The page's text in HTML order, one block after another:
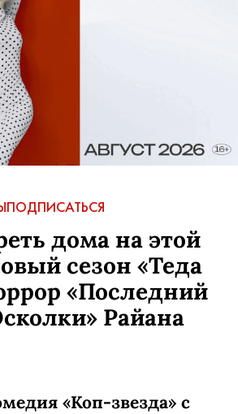
ПОДПИСАТЬСЯ
дома на этой
сезон «Теда
«Последний
Райана
«Коп-звезда» с